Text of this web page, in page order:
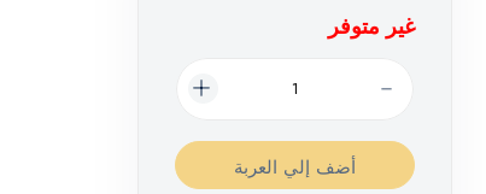
غير متوفر
أضف إلي العربة